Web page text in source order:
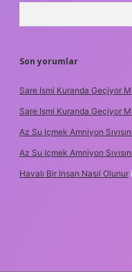
Son yorumlar
Sare Ismi Kuranda Geçiyor
Sare Ismi Kuranda Geçiyor
Az Su Içmek Amniyon
Az Su Içmek Amniyon
Havalı Bir Insan Nasıl Olunur